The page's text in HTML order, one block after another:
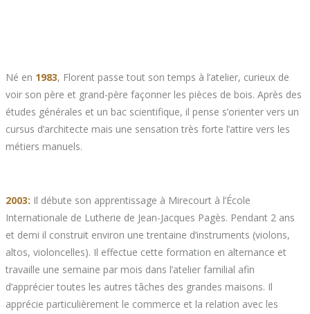
Né en 1983, Florent passe tout son temps à l’atelier, curieux de
voir son père et grand-père façonner les pièces de bois. Après des
études générales et un bac scientifique, il pense s’orienter vers un
cursus d’architecte mais une sensation très forte l’attire vers les
métiers manuels.
2003: Il débute son apprentissage à Mirecourt à l’École
Internationale de Lutherie de Jean-Jacques Pagès. Pendant 2 ans
et demi il construit environ une trentaine d’instruments (violons,
altos, violoncelles). Il effectue cette formation en alternance et
travaille une semaine par mois dans l’atelier familial afin
d’apprécier toutes les autres tâches des grandes maisons. Il
apprécie particulièrement le commerce et la relation avec les